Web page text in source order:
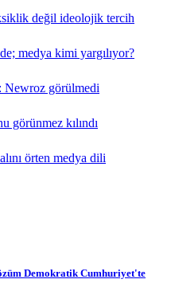
değil ideolojik tercih
medya kimi yargılıyor?
Newroz görülmedi
görünmez kılındı
örten medya dili
Demokratik Cumhuriyet'te